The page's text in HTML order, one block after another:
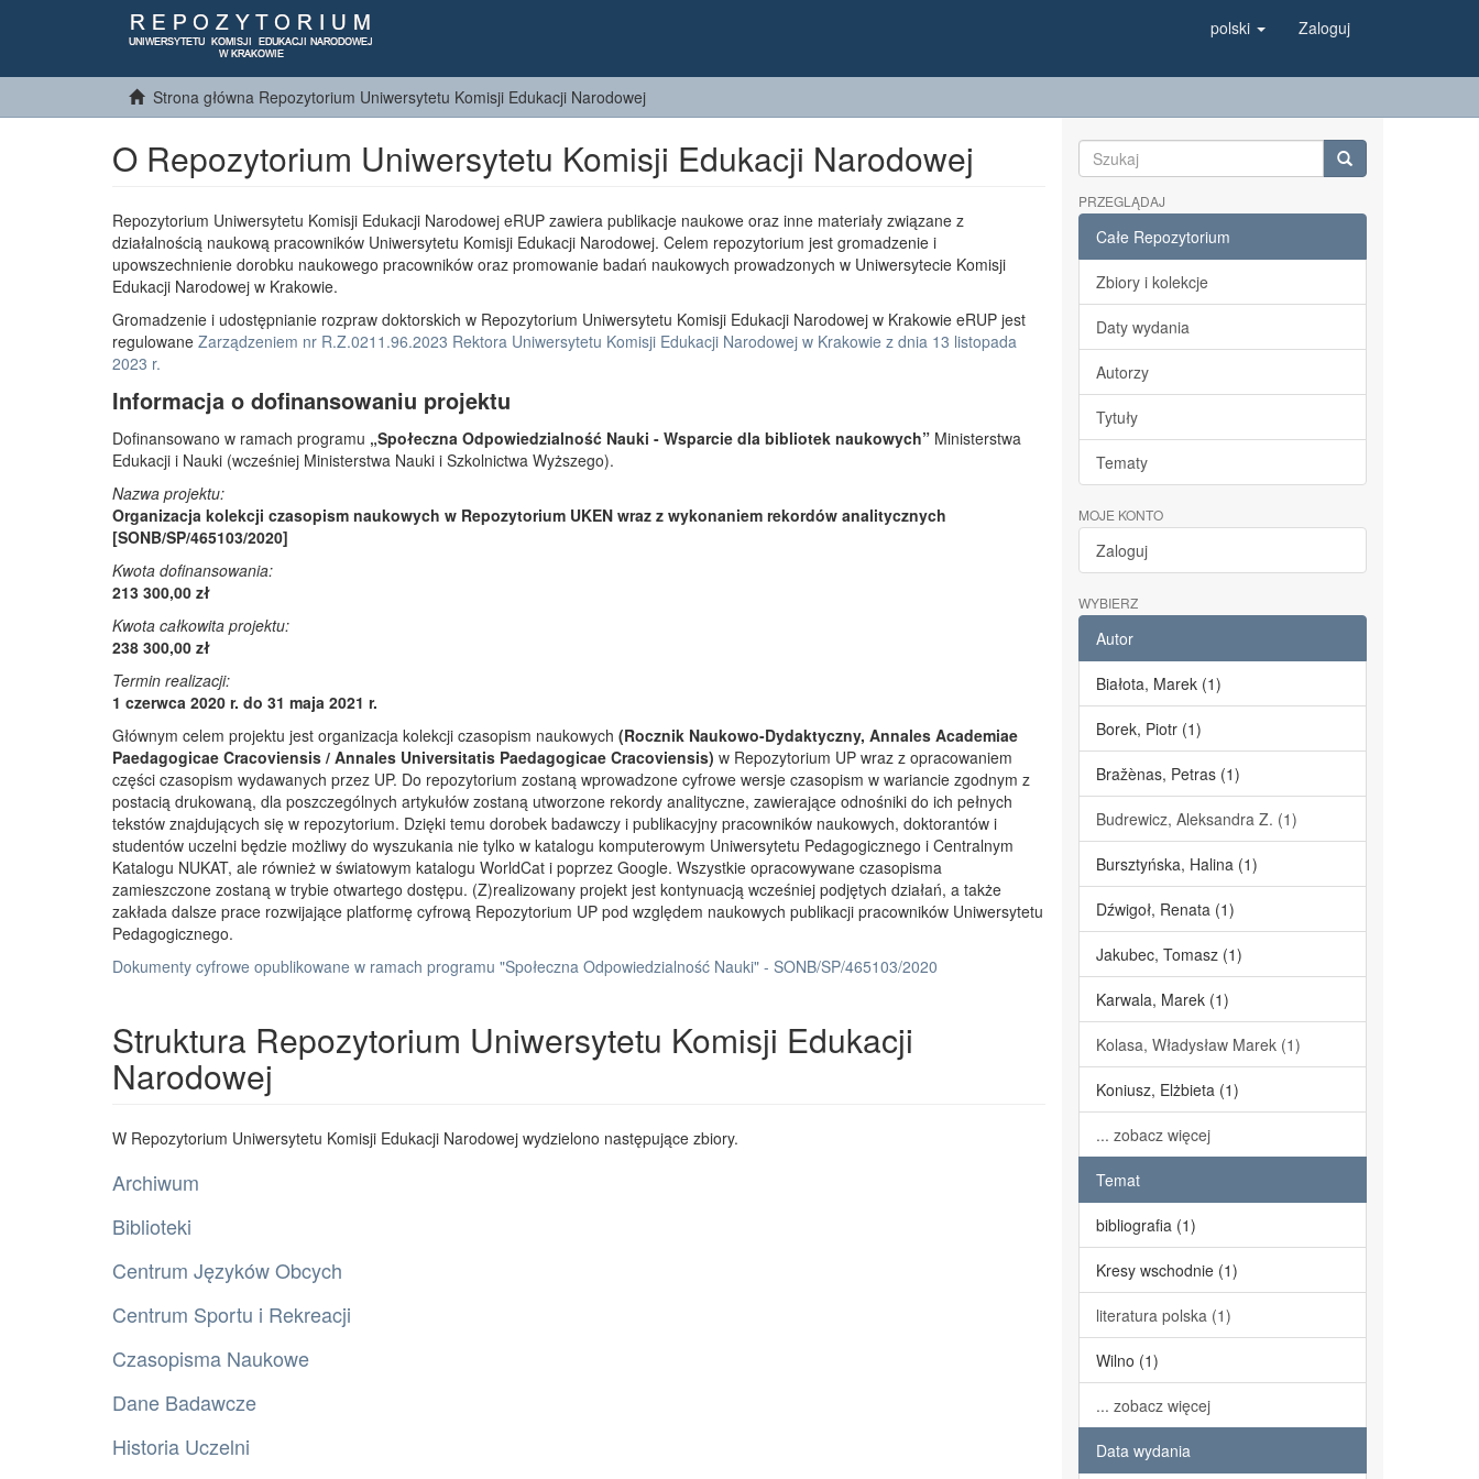
polski Zaloguj
Strona główna Repozytorium Uniwersytetu Komisji Edukacji Narodowej
O Repozytorium Uniwersytetu Komisji Edukacji Narodowej
Repozytorium Uniwersytetu Komisji Edukacji Narodowej eRUP zawiera publikacje naukowe oraz inne materiały związane z
działalnością naukową pracowników Uniwersytetu Komisji Edukacji Narodowej. Celem repozytorium jest gromadzenie i
upowszechnienie dorobku naukowego pracowników oraz promowanie badań naukowych prowadzonych w Uniwersytecie Komisji
Edukacji Narodowej w Krakowie.
Gromadzenie i udostępnianie rozpraw doktorskich w Repozytorium Uniwersytetu Komisji Edukacji Narodowej w Krakowie eRUP jest
regulowane Zarządzeniem nr R.Z.0211.96.2023 Rektora Uniwersytetu Komisji Edukacji Narodowej w Krakowie z dnia 13 listopada
2023 r.
Informacja o dofinansowaniu projektu
Dofinansowano w ramach programu „Społeczna Odpowiedzialność Nauki - Wsparcie dla bibliotek naukowych” Ministerstwa
Edukacji i Nauki (wcześniej Ministerstwa Nauki i Szkolnictwa Wyższego).
Nazwa projektu:
Organizacja kolekcji czasopism naukowych w Repozytorium UKEN wraz z wykonaniem rekordów analitycznych
[SONB/SP/465103/2020]
Kwota dofinansowania:
213 300,00 zł
Kwota całkowita projektu:
238 300,00 zł
Termin realizacji:
1 czerwca 2020 r. do 31 maja 2021 r.
Głównym celem projektu jest organizacja kolekcji czasopism naukowych (Rocznik Naukowo-Dydaktyczny, Annales Academiae
Paedagogicae Cracoviensis / Annales Universitatis Paedagogicae Cracoviensis) w Repozytorium UP wraz z opracowaniem
części czasopism wydawanych przez UP. Do repozytorium zostaną wprowadzone cyfrowe wersje czasopism w wariancie zgodnym z
postacią drukowaną, dla poszczególnych artykułów zostaną utworzone rekordy analityczne, zawierające odnośniki do ich pełnych
tekstów znajdujących się w repozytorium. Dzięki temu dorobek badawczy i publikacyjny pracowników naukowych, doktorantów i
studentów uczelni będzie możliwy do wyszukania nie tylko w katalogu komputerowym Uniwersytetu Pedagogicznego i Centralnym
Katalogu NUKAT, ale również w światowym katalogu WorldCat i poprzez Google. Wszystkie opracowywane czasopisma
zamieszczone zostaną w trybie otwartego dostępu. (Z)realizowany projekt jest kontynuacją wcześniej podjętych działań, a także
zakłada dalsze prace rozwijające platformę cyfrową Repozytorium UP pod względem naukowych publikacji pracowników Uniwersytetu
Pedagogicznego.
Dokumenty cyfrowe opublikowane w ramach programu "Społeczna Odpowiedzialność Nauki" - SONB/SP/465103/2020
Struktura Repozytorium Uniwersytetu Komisji Edukacji
Narodowej
W Repozytorium Uniwersytetu Komisji Edukacji Narodowej wydzielono następujące zbiory.
Archiwum
Biblioteki
Centrum Języków Obcych
Centrum Sportu i Rekreacji
Czasopisma Naukowe
Dane Badawcze
Historia Uczelni
PRZEGLĄDAJ
Całe Repozytorium
Zbiory i kolekcje
Daty wydania
Autorzy
Tytuły
Tematy
MOJE KONTO
Zaloguj
WYBIERZ
Autor
Białota, Marek (1)
Borek, Piotr (1)
Bražènas, Petras (1)
Budrewicz, Aleksandra Z. (1)
Bursztyńska, Halina (1)
Dźwigoł, Renata (1)
Jakubec, Tomasz (1)
Karwala, Marek (1)
Kolasa, Władysław Marek (1)
Koniusz, Elżbieta (1)
... zobacz więcej
Temat
bibliografia (1)
Kresy wschodnie (1)
literatura polska (1)
Wilno (1)
... zobacz więcej
Data wydania